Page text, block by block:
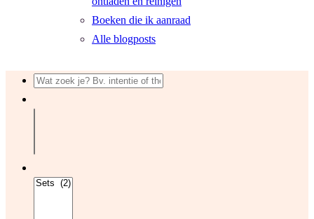
Boeken die ik aanraad
Alle blogposts